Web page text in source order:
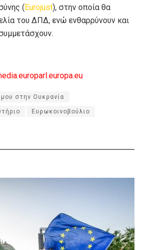
( Eurojust), στην οποία θα
του ΔΠΔ, ενώ ενθαρρύνουν και
στην Ουκρανία
Ευρωκοινοβούλιο